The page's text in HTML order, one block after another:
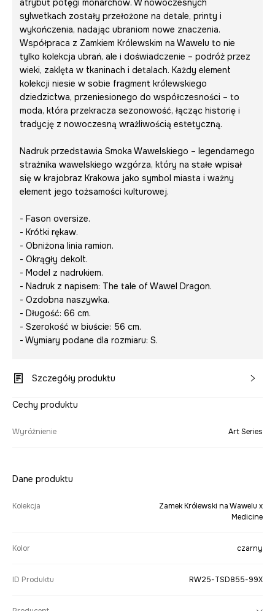
atrybut potęgi monarchów. W nowoczesnych
sylwetkach zostały przełożone na detale, printy i
wykończenia, nadając ubraniom nowe znaczenia.
Współpraca z Zamkiem Królewskim na Wawelu to nie
tylko kolekcja ubrań, ale i doświadczenie – podróż przez
wieki, zaklęta w tkaninach i detalach. Każdy element
kolekcji niesie w sobie fragment królewskiego
dziedzictwa, przeniesionego do współczesności – to
moda, która przekracza sezonowość, łącząc historię i
tradycję z nowoczesną wrażliwością estetyczną.
Nadruk przedstawia Smoka Wawelskiego – legendarnego
strażnika wawelskiego wzgórza, który na stałe wpisał
się w krajobraz Krakowa jako symbol miasta i ważny
element jego tożsamości kulturowej.
- Fason oversize.
- Krótki rękaw.
- Obniżona linia ramion.
- Okrągły dekolt.
- Model z nadrukiem.
- Nadruk z napisem: The tale of Wawel Dragon.
- Ozdobna naszywka.
- Długość: 66 cm.
- Szerokość w biuście: 56 cm.
- Wymiary podane dla rozmiaru: S.
Szczegóły produktu
Cechy produktu
Wyróżnienie Art Series
Dane produktu
Kolekcja
Zamek Królewski na Wawelu x
Medicine
Kolor czarny
ID Produktu RW25-TSD855-99X